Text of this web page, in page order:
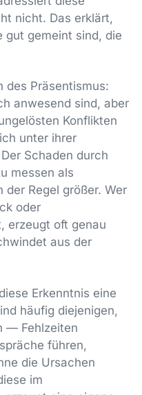
nicht. Das erklärt,
gut gemeint sind, die
des Präsentismus:
anwesend sind, aber
Konflikten
unter ihrer
Schaden durch
messen als
Regel größer. Wer
oder
erzeugt oft genau
aus der
Erkenntnis eine
häufig diejenigen,
— Fehlzeiten
führen,
die Ursachen
im